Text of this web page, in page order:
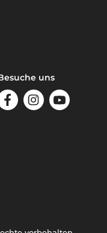
uns